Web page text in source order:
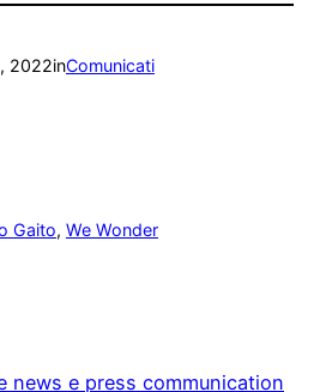
2022inComunicati
Gaito, We Wonder
news e press communication